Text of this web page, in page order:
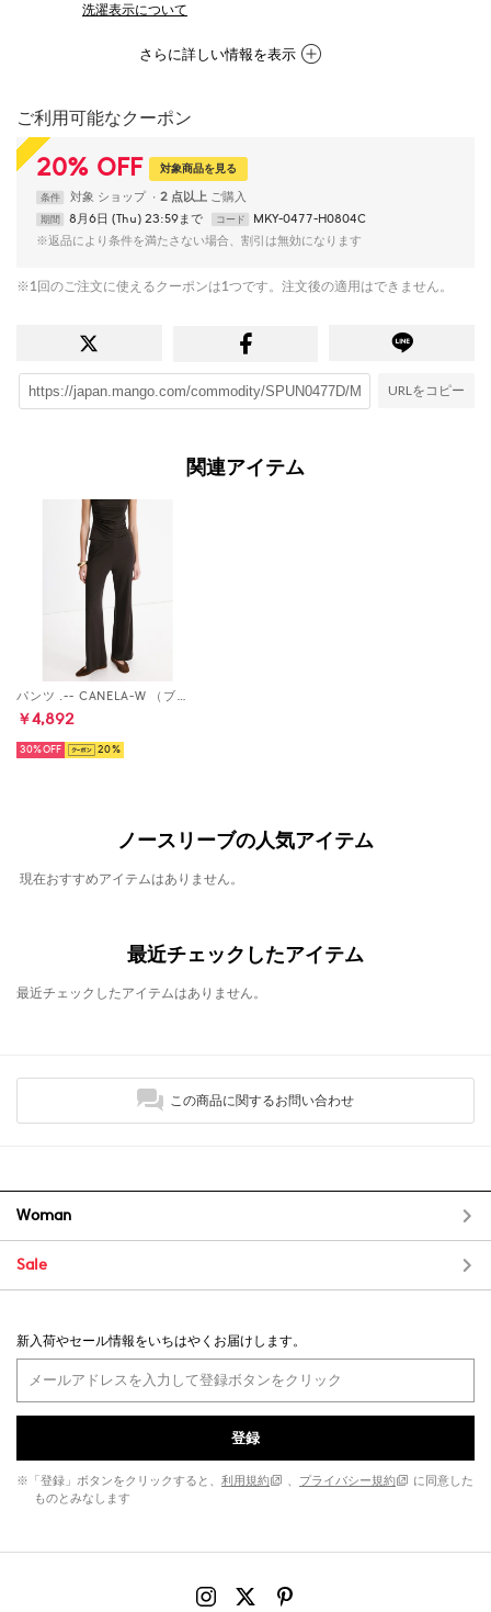
洗濯表示について
さらに詳しい情報を表示
ご利用可能なクーポン
20% OFF 対象商品を見る
条件 対象 ショップ 2 点以上
期間 8月6日 (Thu) 23:59まで コード
MKY-0477-H0804C
※返品により条件を満たさない場合、割引は無効になります
※1回のご注文に使えるクーポンは1つです。注文後の適用はできません。
URLをコピー
関連アイテム
パンツ .-- CANELA-W （ブラウン）
￥4,892
30% 20
ノースリーブの人気アイテム
現在おすすめアイテムはありません。
最近チェックしたアイテム
最近チェックしたアイテムはありません。
この商品に関するお問い合わせ
Woman
Sale
新入荷やセール情報をいちはやくお届けします。
登録
※「登録」ボタンをクリックすると、 利用規約 、 プライバシー規約
に同意した
ものとみなします